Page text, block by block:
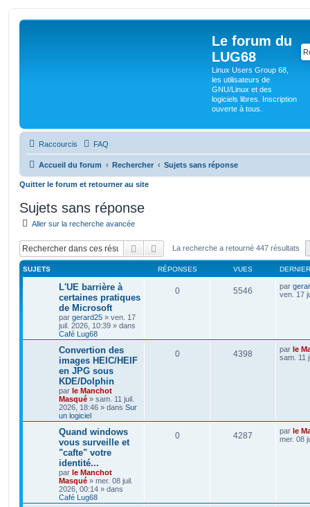
Le forum du
LUG68
Linux Users Group 68,
les utilisateurs de
GNU/Linux et des
logiciels libres. Inscription
ouverte à tous.
Raccourcis FAQ
Accueil du forum Rechercher Sujets sans réponse
Quitter le forum et retourner au site
Sujets sans réponse
Aller sur la recherche avancée
RechercherRecherche avancée
La recherche a retourné 447 résultats
SUJETS RÉPONSES VUES
L'UE barrière à
certaines pratiques
de Microsoft
par gerard25 » ven. 17
juil. 2026, 10:39 » dans
Café Lug68
0 5546 par
ven. 17
Convertion des
images HEIC/HEIF
en JPG sous
KDE/Dolphin
par le Manchot
Masqué » sam. 11 juil.
2026, 18:46 » dans Sur
un logiciel
0 4398 par le
sam. 11
Quand windows
vous surveille et
"cafte" votre
identité...
par le Manchot
Masqué » mer. 08 juil.
2026, 00:14 » dans
Café Lug68
0 4287 par le
mer. 08